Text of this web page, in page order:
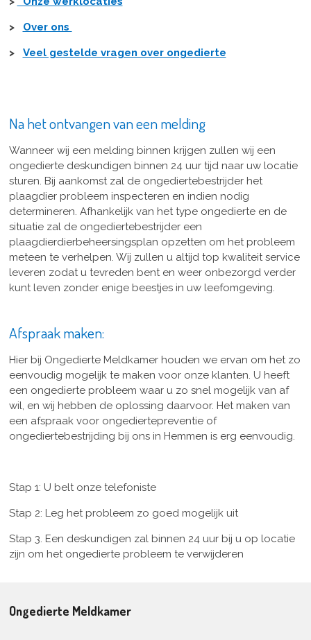
> Over ons
> Veel gestelde vragen over ongedierte
Na het ontvangen van een melding
Wanneer wij een melding binnen krijgen zullen wij een
ongedierte deskundigen binnen 24 uur tijd naar uw locatie
sturen. Bij aankomst zal de ongediertebestrijder het
plaagdier probleem inspecteren en indien nodig
determineren. Afhankelijk van het type ongedierte en de
situatie zal de ongediertebestrijder een
plaagdierdierbeheersingsplan opzetten om het probleem
meteen te verhelpen. Wij zullen u altijd top kwaliteit service
leveren zodat u tevreden bent en weer onbezorgd verder
kunt leven zonder enige beestjes in uw leefomgeving.
Afspraak maken:
Hier bij Ongedierte Meldkamer houden we ervan om het zo
eenvoudig mogelijk te maken voor onze klanten. U heeft
een ongedierte probleem waar u zo snel mogelijk van af
wil, en wij hebben de oplossing daarvoor. Het maken van
een afspraak voor ongediertepreventie of
ongediertebestrijding bij ons in Hemmen is erg eenvoudig.
Stap 1: U belt onze telefoniste
Stap 2: Leg het probleem zo goed mogelijk uit
Stap 3. Een deskundigen zal binnen 24 uur bij u op locatie
zijn om het ongedierte probleem te verwijderen
Ongedierte Meldkamer